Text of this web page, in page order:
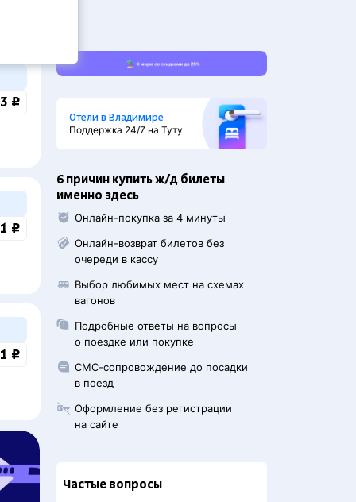
₽
₽
₽
Отели в Владимире
Поддержка 24/7 на Туту
6 причин купить ж/д билеты
именно здесь
Онлайн-покупка за 4 минуты
Онлайн-возврат билетов без
очереди в кассу
Выбор любимых мест на схемах
вагонов
Подробные ответы на вопросы
о поездке или покупке
СМС-сопровождение до посадки
в поезд
Оформление без регистрации
на сайте
Частые вопросы